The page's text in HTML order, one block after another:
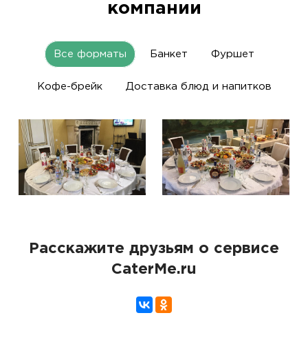
компании
Все форматы Банкет Фуршет
Кофе-брейк Доставка блюд и напитков
Расскажите друзьям о сервисе
CaterMe.ru